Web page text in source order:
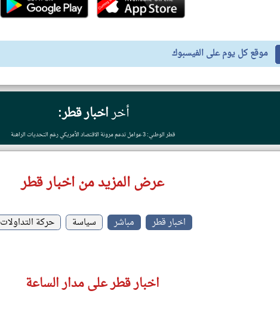
موقع كل يوم على الفيسبوك
أخراخبار قطر:
قطر الوطني: 3 عوامل تدعم مرونة الاقتصاد الأمريكي رغم التحديات الراهنة
عرض المزيد من اخبار قطر
اخبار قطر مباشر سياسة حركة التداولات
اخبار قطر على مدار الساعة